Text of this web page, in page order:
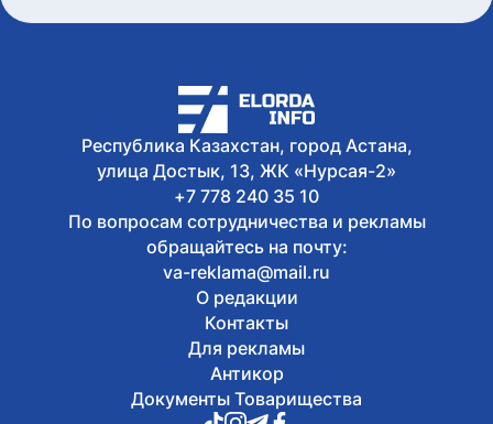
Республика Казахстан, город Астана,
улица Достык, 13, ЖК «Нурсая-2»
+7 778 240 35 10
По вопросам сотрудничества и рекламы
обращайтесь на почту:
va-reklama@mail.ru
О редакции
Контакты
Для рекламы
Антикор
Документы Товарищества